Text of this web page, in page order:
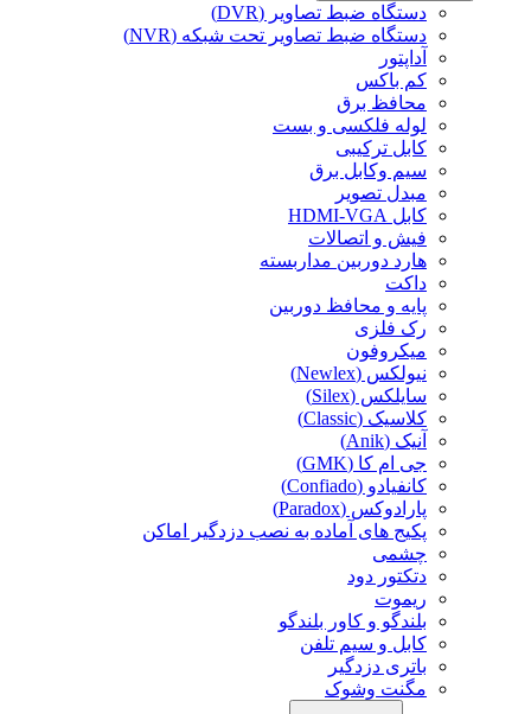
دستگاه ضبط تصاویر (DVR)
دستگاه ضبط تصاویر تحت شبکه (NVR)
آداپتور
کم باکس
محافظ برق
لوله فلکسی و بست
کابل ترکیبی
سیم وکابل برق
مبدل تصویر
کابل HDMI-VGA
فیش و اتصالات
هارد دوربین مداربسته
داکت
پایه و محافظ دوربین
رک فلزی
میکروفون
نیولکس (Newlex)
سایلکس (Silex)
کلاسیک (Classic)
آنیک (Anik)
جی ام کا (GMK)
کانفیادو (Confiado)
پارادوکس (Paradox)
پکیج های آماده به نصب دزدگیر اماکن
چشمی
دتکتور دود
ریموت
بلندگو و کاور بلندگو
کابل و سیم تلفن
باتری دزدگیر
مگنت وشوک